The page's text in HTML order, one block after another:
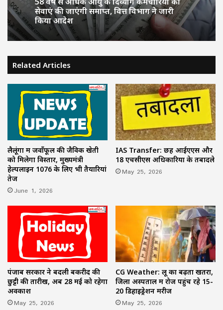
58 वर्ष से अधिक आयु के दिव्यांग कर्मचारियों की
सेवाएं की जाएंगी समाप्त, वित्त विभाग ने जारी
किया आदेश
June 28, 2026
CG News: स्कूटी में उप मुख्यमंत्री अरुण साव,
बरसात से पहले बिलासपुर शहर का लिया जायजा
Related Articles
लैलूंगा में जवाँफूल की जैविक खेती
को मिलेगा विस्तार, मुख्यमंत्री
हेल्पलाइन 1076 के लिए भी तैयारियां
तेज
June 1, 2026
IAS Transfer: छह आईएएस और
18 एचसीएस अधिकारियों के तबादले
May 25, 2026
पंजाब सरकार ने बदली बकरीद की
छुट्टी की तारीख, अब 28 मई को रहेगा
अवकाश
May 25, 2026
CG Weather: लू का बढ़ता खतरा,
जिला अस्पताल में रोज पहुंच रहे 15-
20 डिहाइड्रेशन मरीज
May 25, 2026